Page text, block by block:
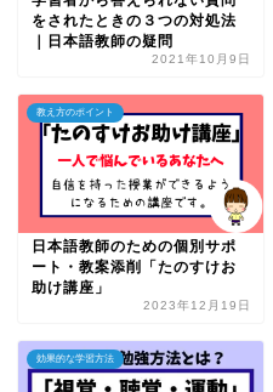
をされたときの３つの対処法
｜日本語教師の疑問
2021年10月9日
教え方のポイント
日本語教師のための個別サポ
ート・教案添削「たのすけお
助け講座」
2023年12月19日
効果的な学習方法